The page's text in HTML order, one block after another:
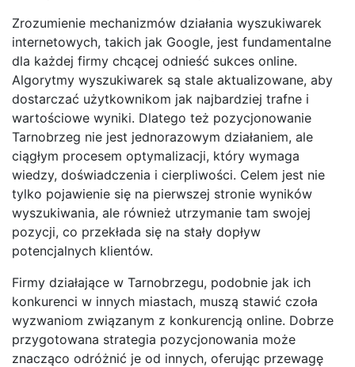
Zrozumienie mechanizmów działania wyszukiwarek
internetowych, takich jak Google, jest fundamentalne
dla każdej firmy chcącej odnieść sukces online.
Algorytmy wyszukiwarek są stale aktualizowane, aby
dostarczać użytkownikom jak najbardziej trafne i
wartościowe wyniki. Dlatego też pozycjonowanie
Tarnobrzeg nie jest jednorazowym działaniem, ale
ciągłym procesem optymalizacji, który wymaga
wiedzy, doświadczenia i cierpliwości. Celem jest nie
tylko pojawienie się na pierwszej stronie wyników
wyszukiwania, ale również utrzymanie tam swojej
pozycji, co przekłada się na stały dopływ
potencjalnych klientów.
Firmy działające w Tarnobrzegu, podobnie jak ich
konkurenci w innych miastach, muszą stawić czoła
wyzwaniom związanym z konkurencją online. Dobrze
przygotowana strategia pozycjonowania może
znacząco odróżnić je od innych, oferując przewagę